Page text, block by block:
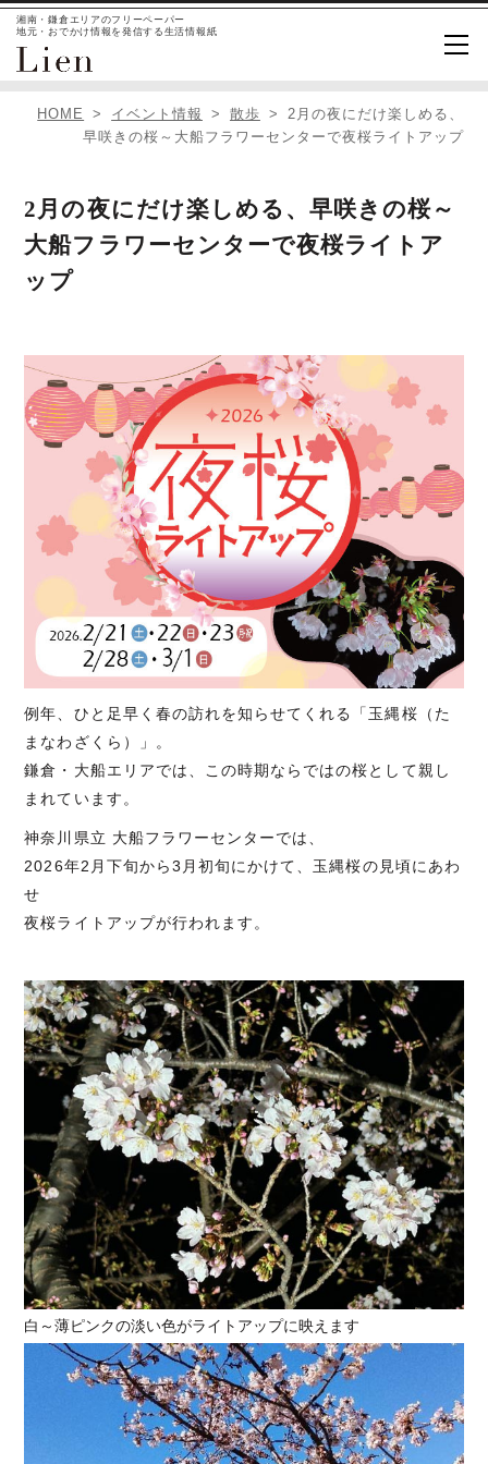
湘南・鎌倉エリアのフリーペーパー
地元・おでかけ情報を発信する生活情報紙
HOME イベント情報 散歩
2月の夜にだけ楽しめる、
早咲きの桜～大船フラワーセンターで夜桜ライトアップ
2月の夜にだけ楽しめる、早咲きの桜～
大船フラワーセンターで夜桜ライトア
ップ
例年、ひと足早く春の訪れを知らせてくれる「玉縄桜（た
まなわざくら）」。
鎌倉・大船エリアでは、この時期ならではの桜として親し
まれています。
神奈川県立 大船フラワーセンターでは、
2026年2月下旬から3月初旬にかけて、玉縄桜の見頃にあわ
せ
夜桜ライトアップが行われます。
白～薄ピンクの淡い色がライトアップに映えます